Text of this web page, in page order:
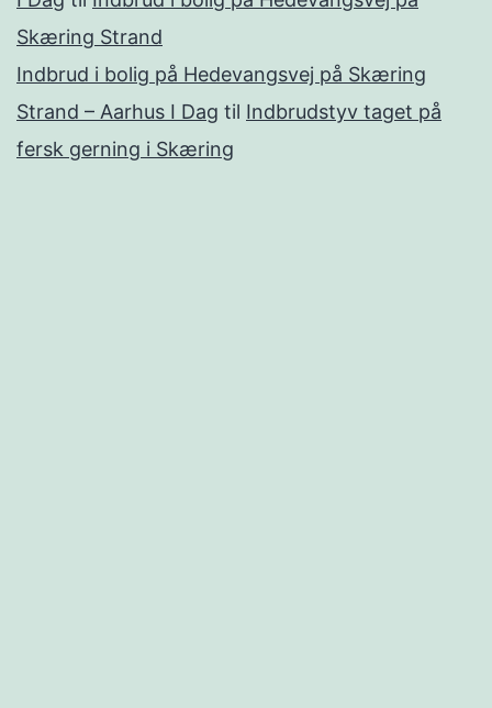
Skæring Strand
Indbrud i bolig på Hedevangsvej på Skæring
Strand – Aarhus I Dag til Indbrudstyv taget på
fersk gerning i Skæring